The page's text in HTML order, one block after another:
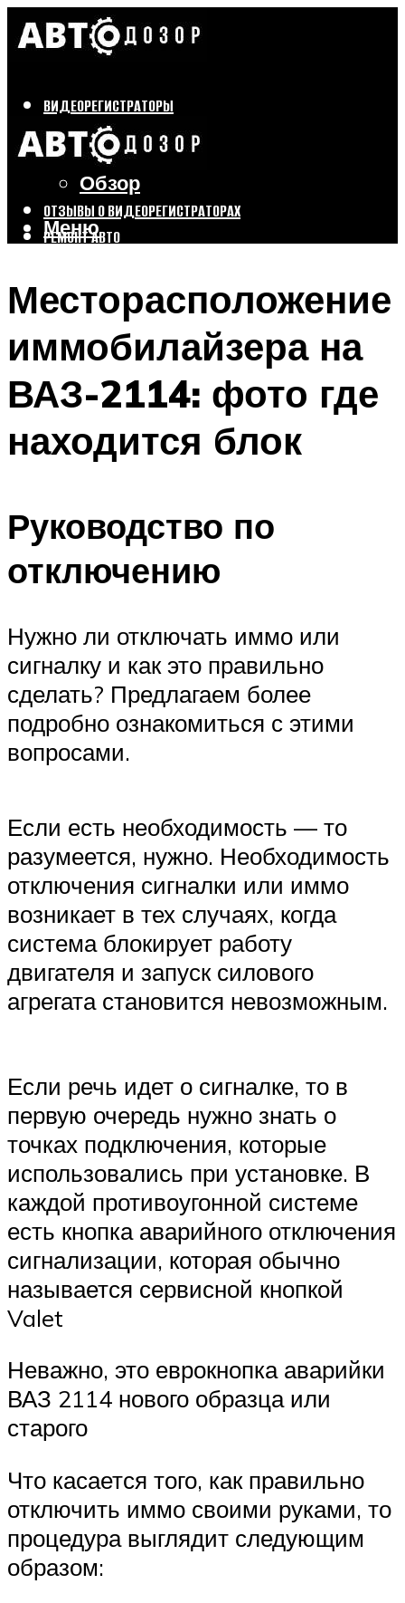
ВИДЕОРЕГИСТРАТОРЫ
Бренды
Выбор
Обзор
ОТЗЫВЫ О ВИДЕОРЕГИСТРАТОРАХ
РЕМОНТ АВТО
Меню
Месторасположение
иммобилайзера на
ВАЗ-2114: фото где
находится блок
Руководство по
отключению
Нужно ли отключать иммо или
сигналку и как это правильно
сделать? Предлагаем более
подробно ознакомиться с этими
вопросами.
Если есть необходимость — то
разумеется, нужно. Необходимость
отключения сигналки или иммо
возникает в тех случаях, когда
система блокирует работу
двигателя и запуск силового
агрегата становится невозможным.
Если речь идет о сигналке, то в
первую очередь нужно знать о
точках подключения, которые
использовались при установке. В
каждой противоугонной системе
есть кнопка аварийного отключения
сигнализации, которая обычно
называется сервисной кнопкой
Valet
Неважно, это еврокнопка аварийки
ВАЗ 2114 нового образца или
старого
Что касается того, как правильно
отключить иммо своими руками, то
процедура выглядит следующим
образом: